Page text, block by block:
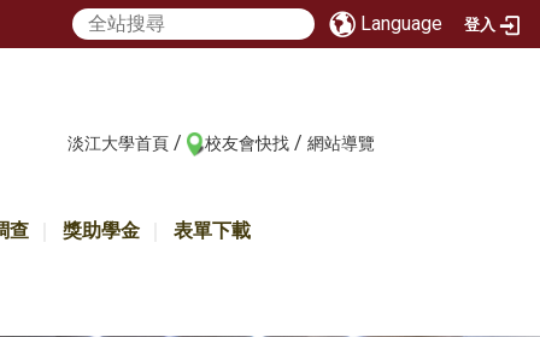
Language 登入
淡江大學首頁 / 校友會快找 / 網站導覽
查 獎助學金 表單下載